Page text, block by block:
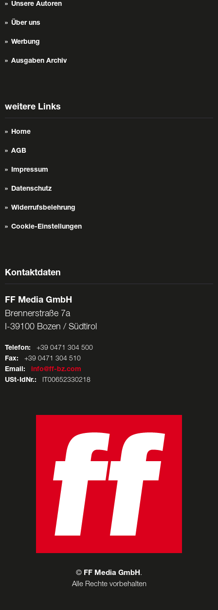
Unsere Autoren
Über uns
Werbung
Ausgaben Archiv
weitere Links
Home
AGB
Impressum
Datenschutz
Widerrufsbelehrung
Cookie-Einstellungen
Kontaktdaten
FF Media GmbH
Brennerstraße 7a
I-39100 Bozen / Südtirol
Telefon: +39 0471 304 500
Fax: +39 0471 304 510
Email:
info@ff-bz.com
USt-IdNr.: IT00652330218
© FF Media GmbH.
Alle Rechte vorbehalten